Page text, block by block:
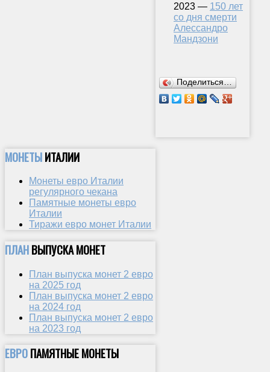
2023 — 150 лет
со дня смерти
Алессандро
Мандзони
Поделиться…
МОНЕТЫИТАЛИИ
Монеты евро Италии
регулярного чекана
Памятные монеты евро
Италии
Тиражи евро монет Италии
ПЛАНВЫПУСКА МОНЕТ
План выпуска монет 2 евро
на 2025 год
План выпуска монет 2 евро
на 2024 год
План выпуска монет 2 евро
на 2023 год
ЕВРОПАМЯТНЫЕ МОНЕТЫ